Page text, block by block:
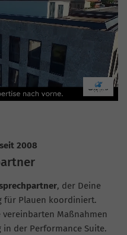
2008
, der Deine
für Plauen koordiniert.
vereinbarten Maßnahmen
der Performance Suite.